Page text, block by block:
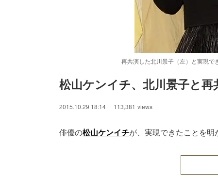
再共演した北川景子（左）と実現で
松山ケンイチ、北川景子と再
2015.10.29 18:14 113,381 views
俳優の松山ケンイチが、実現できたことを明